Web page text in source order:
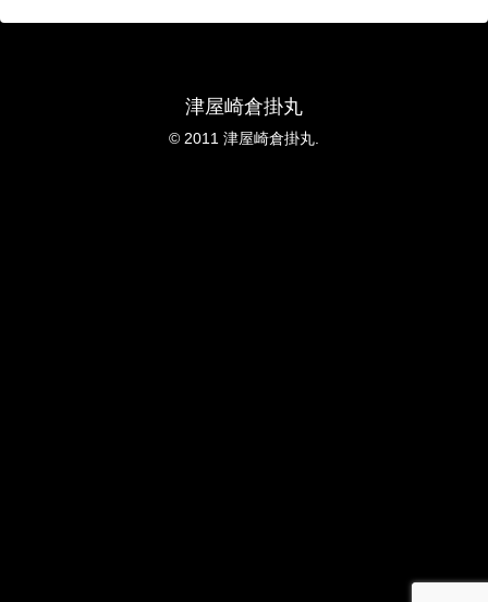
津屋崎倉掛丸
© 2011 津屋崎倉掛丸.